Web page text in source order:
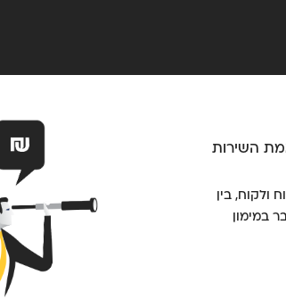
השירות
ולקוח, בין
במימון